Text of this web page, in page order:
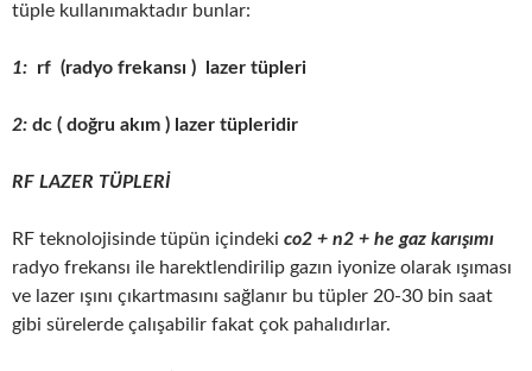
tüple kullanımaktadır bunlar:
1: rf (radyo frekansı ) lazer tüpleri
2: dc ( doğru akım ) lazer tüpleridir
RF LAZER TÜPLERİ
RF teknolojisinde tüpün içindeki co2 + n2 + he gaz karışımı
radyo frekansı ile harektlendirilip gazın iyonize olarak ışıması
ve lazer ışını çıkartmasını sağlanır bu tüpler 20-30 bin saat
gibi sürelerde çalışabilir fakat çok pahalıdırlar.